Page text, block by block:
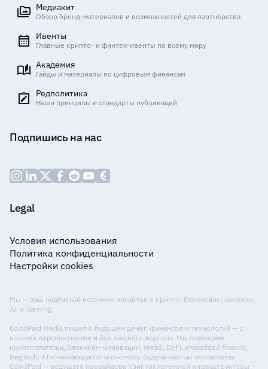
Медиакит
Обзор бренд-материалов и возможностей для партнёрства
Ивенты
Главные крипто- и финтех-ивенты по всему миру
Академия
Гайды и материалы по цифровым финансам
Редполитика
Наши принципы и стандарты публикаций
Подпишись на нас
Legal
Условия использования
Политика конфиденциальности
Настройки cookies
Мы — ваш надёжный источник инсайтов о крипто, блокчейне, финтехе,
AI и iGaming.
CoinsPaid Media пишет о будущем денег, финансов и технологий — с
новыми перспективами и без лишнего жаргона. Мы освещаем
криптоплатежи, блокчейн-инновации, Web3, DeFi, embedded finance,
RegTech, AI и меняющуюся экономику. Будучи частью экосистемы
CoinsPaid — ведущего провайдера криптоплатежной инфраструктуры —